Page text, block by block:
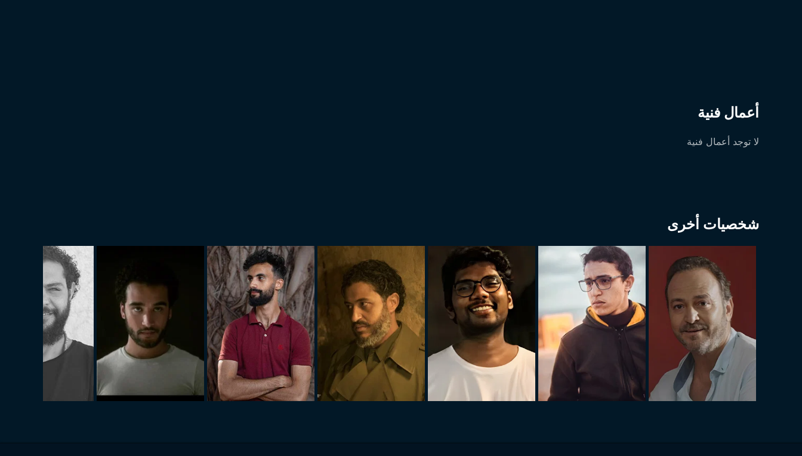
أعمال فنية
لا توجد أعمال فنية
شخصيات أخرى